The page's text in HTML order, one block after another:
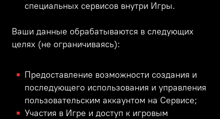
специальных сервисов внутри Игры.
Ваши данные обрабатываются в следующих
целях (не ограничиваясь):
Предоставление возможности создания и
последующего использования и управления
пользовательским аккаунтом на Сервисе;
Участия в Игре и доступ к игровым